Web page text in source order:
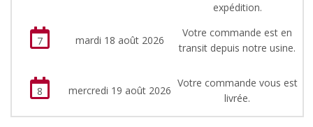
expédition.
7 mardi 18 août 2026
Votre commande est en
transit depuis notre usine.
8 mercredi 19 août 2026
Votre commande vous est
livrée.